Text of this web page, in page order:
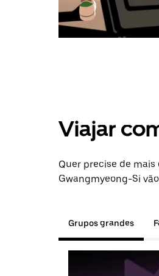
Viajar
Quer precise de
Gwangmyeong-Si
Grupos grandes